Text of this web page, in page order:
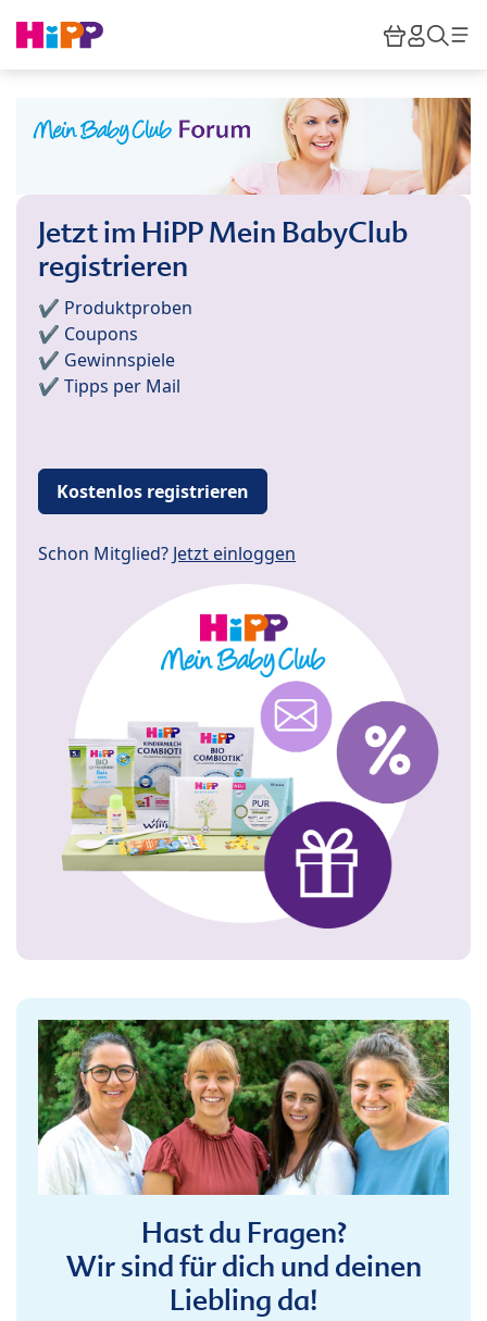
HiPP
Jetzt im HiPP Mein BabyClub
registrieren
✔️ Produktproben
✔️ Coupons
✔️ Gewinnspiele
✔️ Tipps per Mail
Kostenlos registrieren
Schon Mitglied? Jetzt einloggen
Hast du Fragen?
Wir sind für dich und deinen
Liebling da!